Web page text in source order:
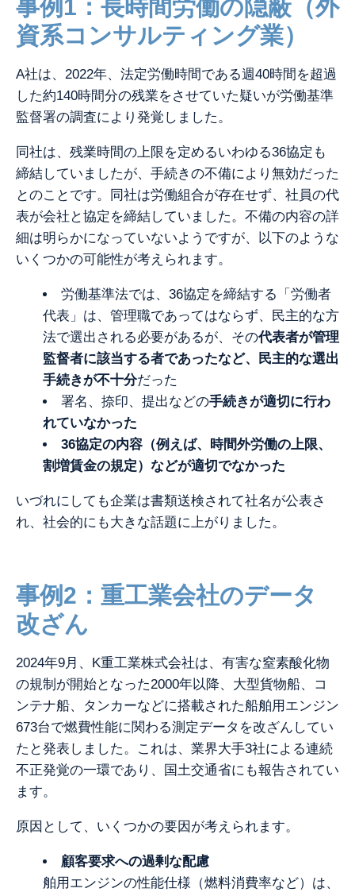
事例1：長時間労働の隠蔽（外
資系コンサルティング業）
A社は、2022年、法定労働時間である週40時間を超過
した約140時間分の残業をさせていた疑いが労働基準
監督署の調査により発覚しました。
同社は、残業時間の上限を定めるいわゆる36協定も
締結していましたが、手続きの不備により無効だった
とのことです。
同社は労働組合が存在せず、社員の代
表が会社と協定を締結していました。 不備の内容の詳
細は明らかになっていないようですが、以下のような
いくつかの可能性が考えられます。
労働基準法では、36協定を締結する「労働者
代表」は、管理職であってはならず、民主的な方
法で選出される必要があるが、その代表者が管理
監督者に該当する者であったなど、 民主的な選出
手続きが不十分だった
署名、捺印、提出などの手続きが適切に行わ
れていなかった
36協定の内容（例えば、時間外労働の上限、
割増賃金の規定）などが適切でなかった
いづれにしても企業は書類送検されて社名が公表さ
れ、社会的にも大きな話題に上がりました。
事例2：重工業会社のデータ
改ざん
2024年9月、K重工業株式会社は、有害な窒素酸化物
の規制が開始となった2000年以降、大型貨物船、コ
ンテナ船、タンカーなどに搭載された船舶用エンジン
673台で燃費性能に関わる測定データを改ざんしてい
たと発表しました。これは、業界大手3社による連続
不正発覚の一環であり、国土交通省にも報告されてい
ます。
原因として、いくつかの要因が考えられます。
顧客要求への過剰な配慮
舶用エンジンの性能仕様（燃料消費率など）は、